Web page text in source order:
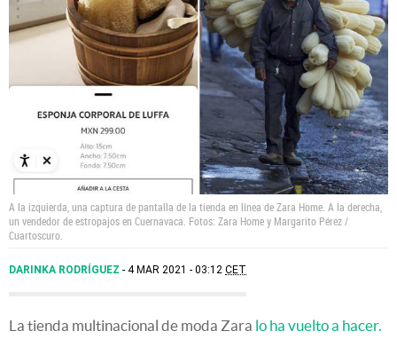
A la izquierda, una captura de pantalla de la tienda en línea de Zara Home. A la derecha,
un vendedor de estropajos en Cuernavaca. Fotos: Zara Home y Margarito Pérez /
Cuartoscuro.
DARINKA RODRÍGUEZ 4 MAR 2021 - 03:12 CET
La tienda multinacional de moda Zara lo ha vuelto a hacer.